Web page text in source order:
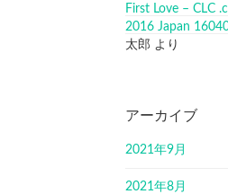
First Love – CLC
2016 Japan
太郎 より
アーカイブ
2021年9月
2021年8月